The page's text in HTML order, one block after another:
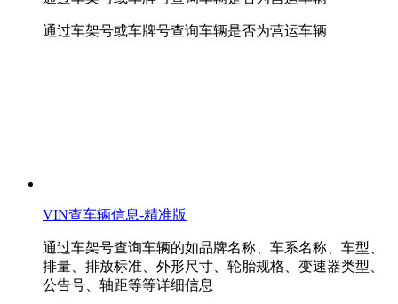
通过车架号或车牌号查询车辆是否为营运车辆
VIN查车辆信息-精准版
通过车架号查询车辆的如品牌名称、车系名称、车型、
排量、排放标准、外形尺寸、轮胎规格、变速器类型、
公告号、轴距等等详细信息